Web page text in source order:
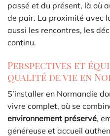
passé et du présent, là où
de pair. La proximité avec
aussi les rencontres, les
continu.
Perspectives et
qualité de vie en
S’installer en Normandie
vivre complet, où se
environnement préservé,
généreuse et accueil